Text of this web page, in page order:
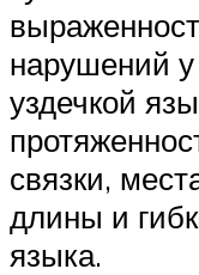
нарушений
уздечкой
связки,
длины и
языка.